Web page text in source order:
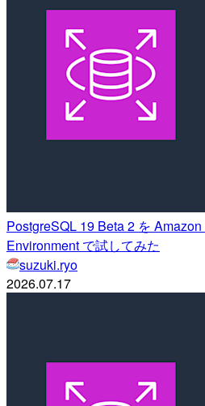
PostgreSQL 19 Beta 2 を
Environment で試してみた
suzuki.ryo
2026.07.17